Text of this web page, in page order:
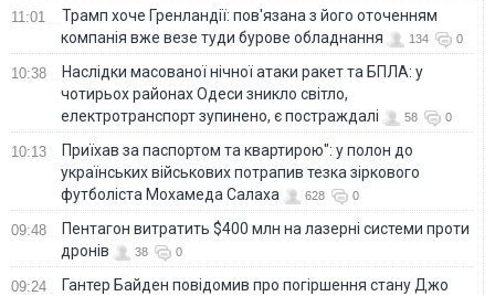
11:01
Трамп хоче Гренландії: пов'язана з його оточенням
компанія вже везе туди бурове обладнання
134 0
10:38
Наслідки масованої нічної атаки ракет та БПЛА: у
чотирьох районах Одеси зникло світло,
електротранспорт зупинено, є постраждалі
58 0
10:13
Приїхав за паспортом та квартирою": у полон до
українських військових потрапив тезка зіркового
футболіста Мохамеда Салаха
628 0
09:48
Пентагон витратить $400 млн на лазерні системи проти
дронів
38 0
09:24
Гантер Байден повідомив про погіршення стану Джо